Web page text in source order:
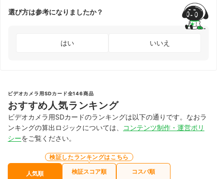
選び方は参考になりましたか？
はい いいえ
ビデオカメラ用SDカード全146商品
おすすめ人気ランキング
ビデオカメラ用SDカードのランキングは以下の通りです。なおラ
ンキングの算出ロジックについては、
コンテンツ制作・運営ポリ
シーをご覧ください。
人気順
検証したランキングはこちら
検証スコア順 コスパ順